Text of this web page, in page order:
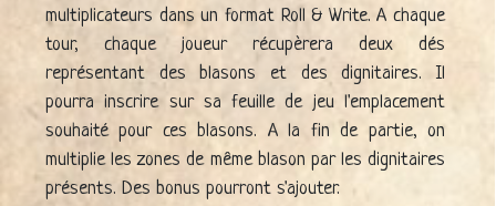
multiplicateurs dans un format Roll & Write. A chaque
tour, chaque joueur récupèrera deux dés
représentant des blasons et des dignitaires. Il
pourra inscrire sur sa feuille de jeu l'emplacement
souhaité pour ces blasons. A la fin de partie, on
multiplie les zones de même blason par les dignitaires
présents. Des bonus pourront s'ajouter.